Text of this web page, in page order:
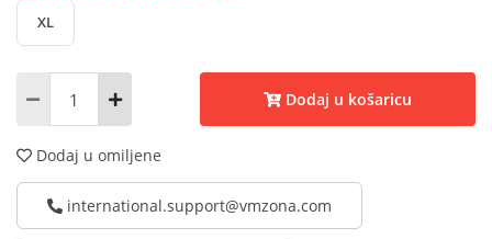
XL
Dodaj u košaricu
Dodaj u omiljene
international.support@vmzona.com